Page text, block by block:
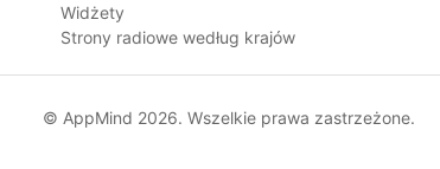
Widżety
Strony radiowe według krajów
© AppMind 2026. Wszelkie prawa zastrzeżone.